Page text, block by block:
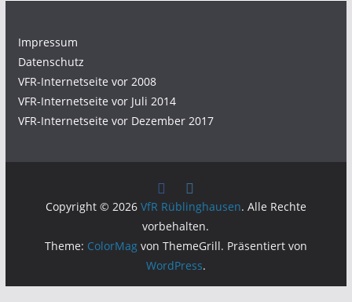
Impressum
Datenschutz
VFR-Internetseite vor 2008
VFR-Internetseite vor Juli 2014
VFR-Internetseite vor Dezember 2017
Copyright © 2026 VfR Rüblinghausen. Alle Rechte
vorbehalten.
Theme: ColorMagvon ThemeGrill. Präsentiert von
WordPress.